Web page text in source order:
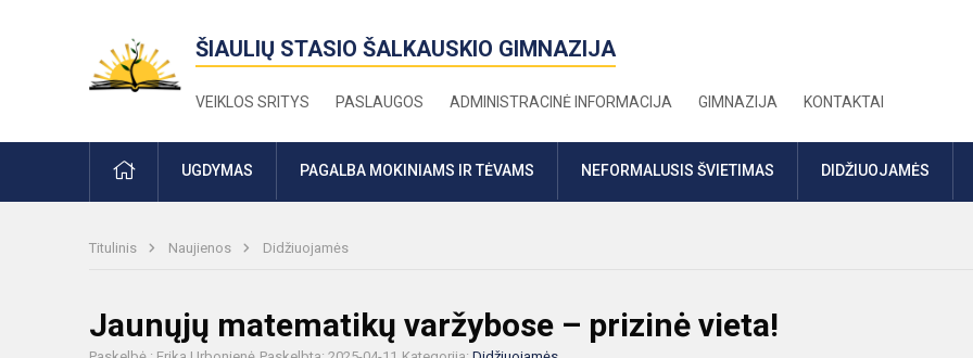
ŠIAULIŲ STASIO ŠALKAUSKIO GIMNAZIJA
VEIKLOS SRITYS PASLAUGOS ADMINISTRACINĖ INFORMACIJA GIMNAZIJA KONTAKTAI
PRADŽIAUGDYMAS PAGALBA MOKINIAMS IR TĖVAMS NEFORMALUSIS ŠVIETIMAS DIDŽIUOJAMĖS
Titulinis Naujienos Didžiuojamės
Jaunųjų matematikų varžybose – prizinė vieta!